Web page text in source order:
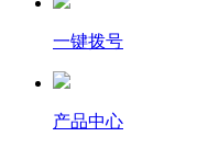
一键拨号
产品中心